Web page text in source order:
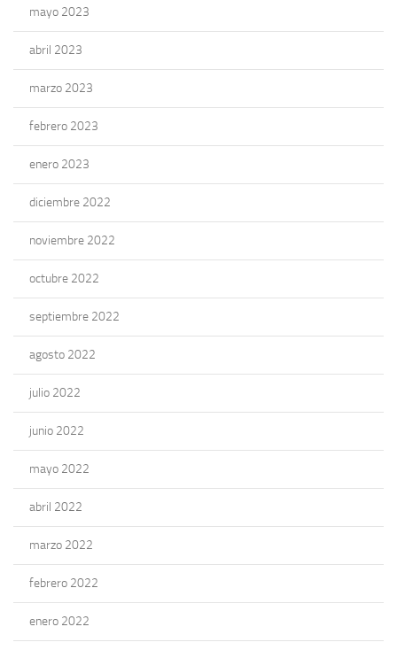
mayo 2023
abril 2023
marzo 2023
febrero 2023
enero 2023
diciembre 2022
noviembre 2022
octubre 2022
septiembre 2022
agosto 2022
julio 2022
junio 2022
mayo 2022
abril 2022
marzo 2022
febrero 2022
enero 2022